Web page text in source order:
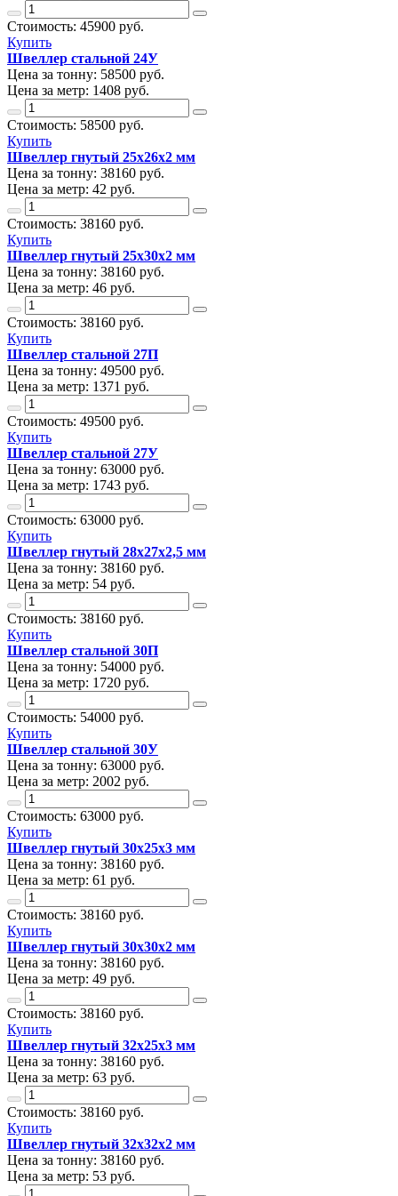
Стоимость: 45900 руб.
Купить
Швеллер стальной 24У
Цена за тонну: 58500 руб.
Цена за метр: 1408 руб.
Стоимость: 58500 руб.
Купить
Швеллер гнутый 25х26х2 мм
Цена за тонну: 38160 руб.
Цена за метр: 42 руб.
Стоимость: 38160 руб.
Купить
Швеллер гнутый 25х30х2 мм
Цена за тонну: 38160 руб.
Цена за метр: 46 руб.
Стоимость: 38160 руб.
Купить
Швеллер стальной 27П
Цена за тонну: 49500 руб.
Цена за метр: 1371 руб.
Стоимость: 49500 руб.
Купить
Швеллер стальной 27У
Цена за тонну: 63000 руб.
Цена за метр: 1743 руб.
Стоимость: 63000 руб.
Купить
Швеллер гнутый 28х27х2,5 мм
Цена за тонну: 38160 руб.
Цена за метр: 54 руб.
Стоимость: 38160 руб.
Купить
Швеллер стальной 30П
Цена за тонну: 54000 руб.
Цена за метр: 1720 руб.
Стоимость: 54000 руб.
Купить
Швеллер стальной 30У
Цена за тонну: 63000 руб.
Цена за метр: 2002 руб.
Стоимость: 63000 руб.
Купить
Швеллер гнутый 30х25х3 мм
Цена за тонну: 38160 руб.
Цена за метр: 61 руб.
Стоимость: 38160 руб.
Купить
Швеллер гнутый 30х30х2 мм
Цена за тонну: 38160 руб.
Цена за метр: 49 руб.
Стоимость: 38160 руб.
Купить
Швеллер гнутый 32х25х3 мм
Цена за тонну: 38160 руб.
Цена за метр: 63 руб.
Стоимость: 38160 руб.
Купить
Швеллер гнутый 32х32х2 мм
Цена за тонну: 38160 руб.
Цена за метр: 53 руб.